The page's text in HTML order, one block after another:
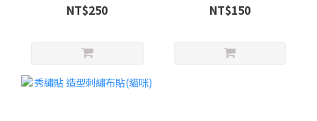
NT$250 NT$150